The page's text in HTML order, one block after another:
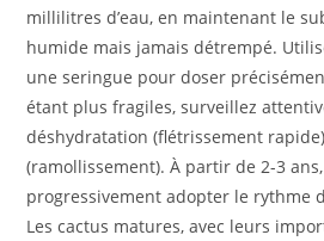
millilitres d’eau, en maintenant le
humide mais jamais détrempé.
une seringue pour doser
étant plus fragiles, surveillez
déshydratation (flétrissement rapide)
(ramollissement). À partir de 2-3
progressivement adopter le rythme
Les cactus matures, avec leurs